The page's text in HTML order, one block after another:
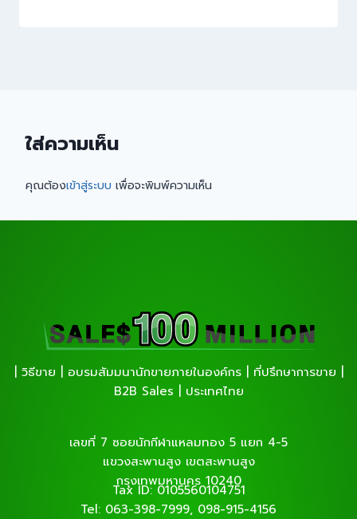
ใส่ความเห็น
คุณต้องเข้าสู่ระบบ เพื่อจะพิมพ์ความเห็น
| วิธีขาย | อบรมสัมมนานักขายภายในองค์กร | ที่ปรึกษาการขาย |
B2B Sales | ประเทศไทย
เลขที่ 7 ซอยนักกีฬาแหลมทอง 5 แยก 4-5
แขวงสะพานสูง เขตสะพานสูง
กรุงเทพมหานคร 10240
Tax ID: 0105560104751
Tel: 063-398-7999, 098-915-4156